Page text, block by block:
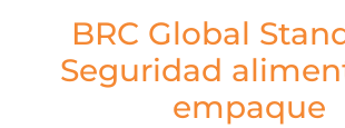
BRC Global
Seguridad
empaque